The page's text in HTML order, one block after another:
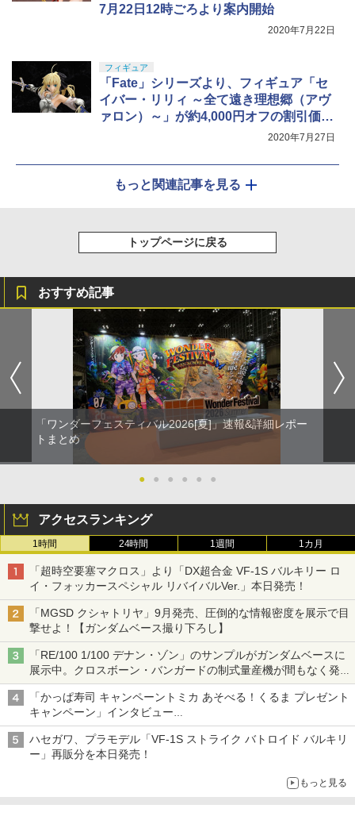
7月22日12時ごろより案内開始
2020年7月22日
フィギュア
「Fate」シリーズより、フィギュア「セ
イバー・リリィ ～全て遠き理想郷（アヴ
ァロン）～」が約4,000円オフの割引価格
2020年7月27日
もっと関連記事を見る
トップページに戻る
おすすめ記事
「ワンダーフェスティバル2026[夏]」速報&詳細レポー
トまとめ
● ● ● ● ● ●
アクセスランキング
1時間 24時間 1週間 1カ月
「超時空要塞マクロス」より「DX超合金 VF-1S バルキリー ロ
イ・フォッカースペシャル リバイバルVer.」本日発売！
「MGSD クシャトリヤ」9月発売、圧倒的な情報密度を展示で目
撃せよ！【ガンダムベース撮り下ろし】
「RE/100 1/100 デナン・ゾン」のサンプルがガンダムベースに
展示中。クロスボーン・バンガードの制式量産機が間もなく発送
【ガンダムベース撮り下ろし】
「かっぱ寿司 キャンペーントミカ あそべる！くるま プレゼント
キャンペーン」インタビュー
子どもが楽しめるかっぱ寿司ならではの体験とコラボの楽しさを
追求
ハセガワ、プラモデル「VF-1S ストライク バトロイド バルキリ
ー」再販分を本日発売！
もっと見る